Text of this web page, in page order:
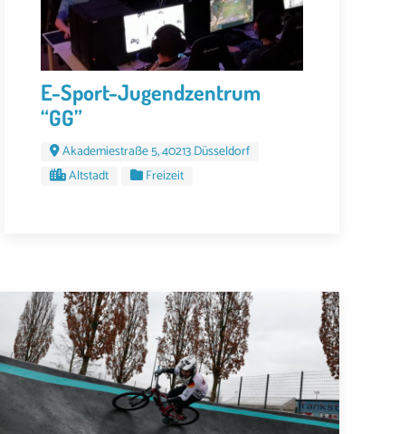
E-Sport-Jugendzentrum
“GG”
Akademiestraße 5, 40213 Düsseldorf
Altstadt
Freizeit